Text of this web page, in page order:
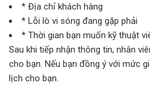
* Địa chỉ khách hàng
* Lỗi lò vi sóng đang gặp phải
* Thời gian bạn muốn kỹ thuật
Sau khi tiếp nhận thông tin, nhân
cho bạn. Nếu bạn đồng ý với mức
lịch cho bạn.